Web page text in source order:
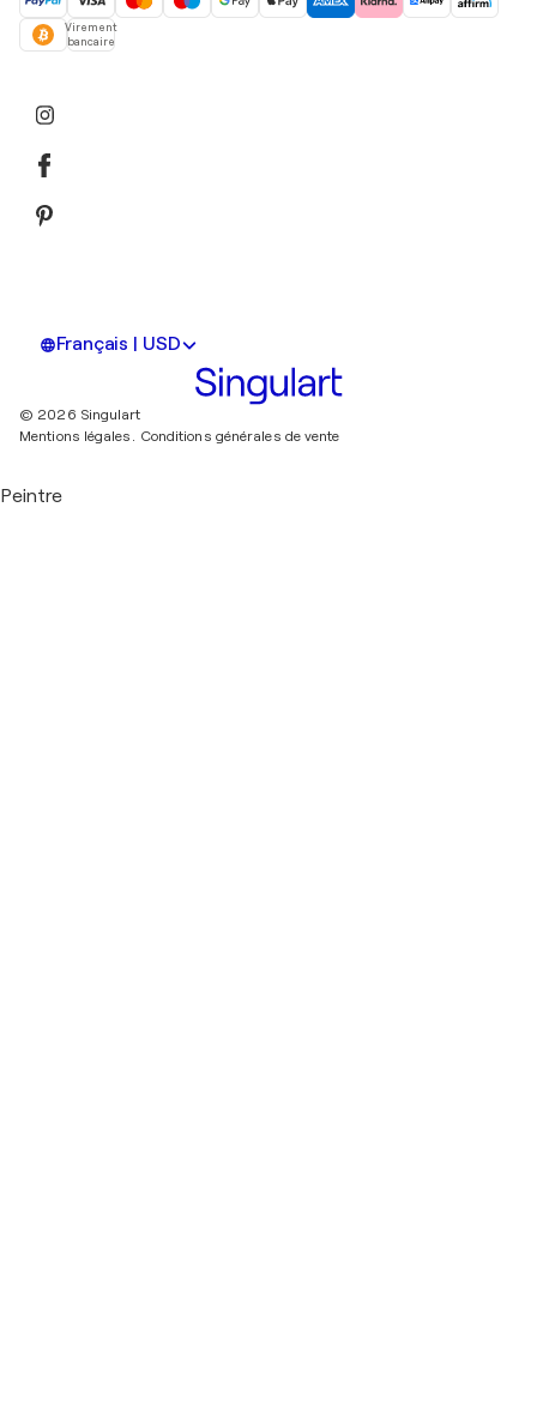
Virement
bancaire
Français | USD
© 2026 Singulart
Mentions légales. Conditions générales de vente
Peintre